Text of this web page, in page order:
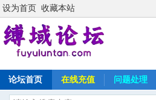
设为首页 收藏本站
论坛首页 在线充值 问题处理